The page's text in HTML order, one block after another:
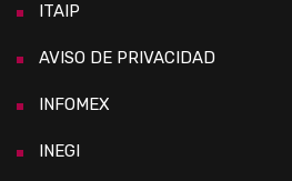
ITAIP
AVISO DE PRIVACIDAD
INFOMEX
INEGI